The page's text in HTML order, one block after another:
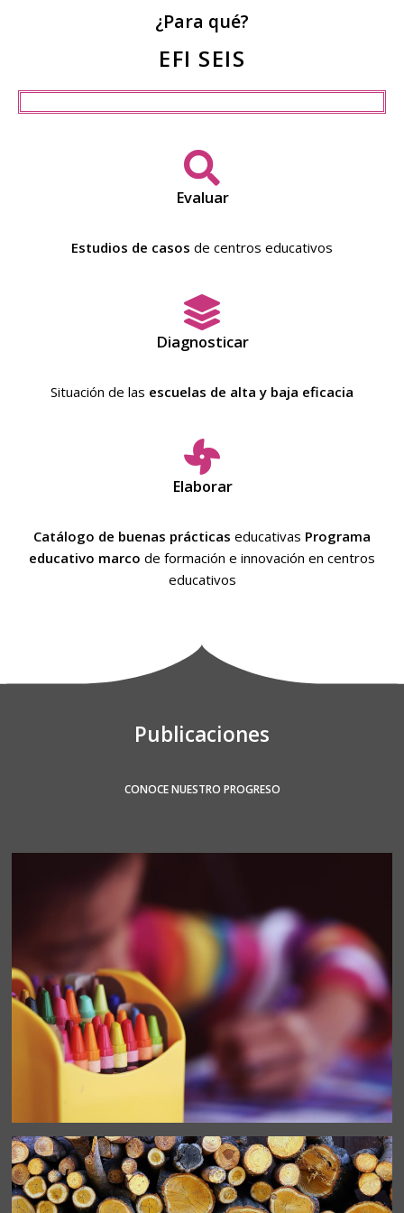
¿Para qué?
EFI SEIS
Evaluar
Estudios de casos de centros educativos
Diagnosticar
Situación de las escuelas de alta y baja eficacia
Elaborar
Catálogo de buenas prácticas educativas Programa
educativo marco de formación e innovación en centros
educativos
Publicaciones
CONOCE NUESTRO PROGRESO